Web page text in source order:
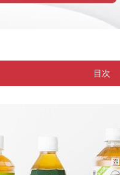
目次
ー 【緑茶】キレのよさやまろ